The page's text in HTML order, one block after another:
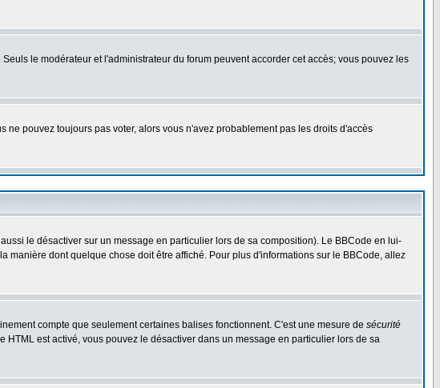
le modérateur et l'administrateur du forum peuvent accorder cet accès; vous pouvez les
pouvez toujours pas voter, alors vous n'avez probablement pas les droits d'accès
le désactiver sur un message en particulier lors de sa composition). Le BBCode en lui-
manière dont quelque chose doit être affiché. Pour plus d'informations sur le BBCode, allez
compte que seulement certaines balises fonctionnent. C'est une mesure de sécurité
est activé, vous pouvez le désactiver dans un message en particulier lors de sa